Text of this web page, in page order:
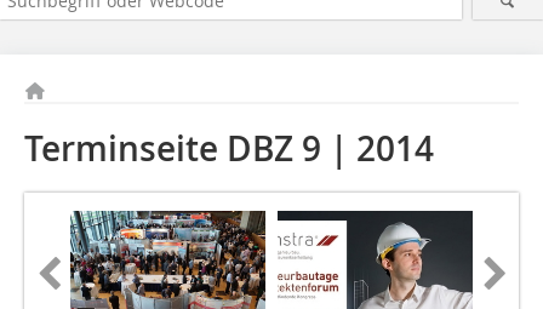
Terminseite DBZ 9 | 2014